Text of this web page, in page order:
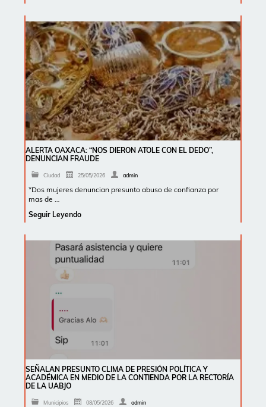
ALERTA OAXACA: “NOS DIERON ATOLE CON EL DEDO”,
DENUNCIAN FRAUDE
Ciudad 25/05/2026 admin
*Dos mujeres denuncian presunto abuso de confianza por
mas de …
Seguir Leyendo
SEÑALAN PRESUNTO CLIMA DE PRESIÓN POLÍTICA Y
ACADÉMICA EN MEDIO DE LA CONTIENDA POR LA RECTORÍA
DE LA UABJO
Municipios 08/05/2026 admin